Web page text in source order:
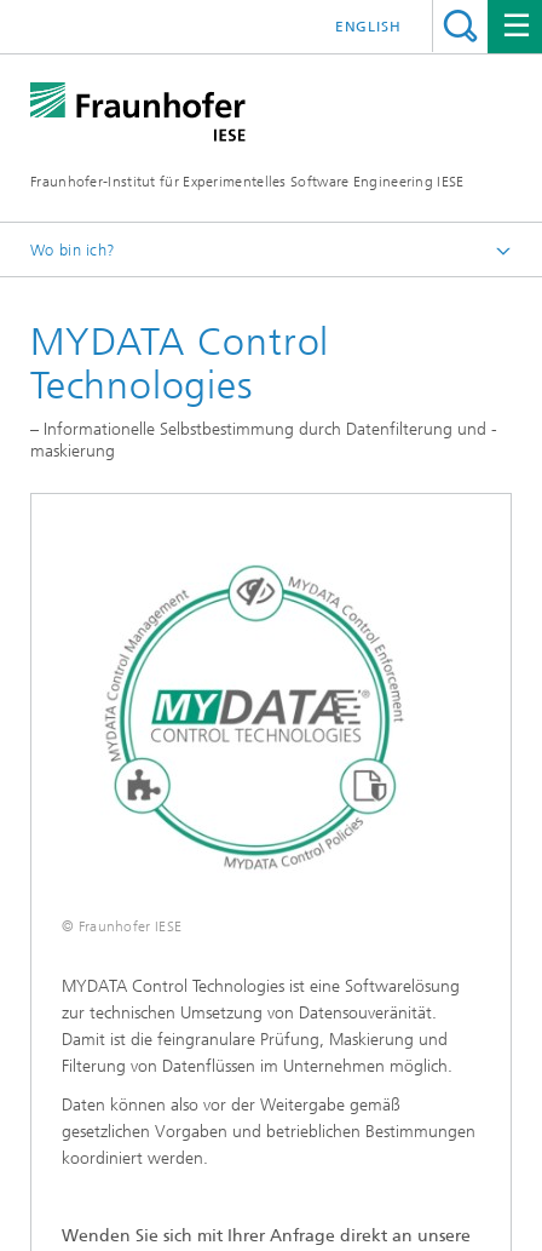
Fraunhofer-Institut für Experimentelles Software Engineering IESE
ENGLISH
Wo bin ich?
MYDATA Control
Technologies
– Informationelle Selbstbestimmung durch Datenfilterung und -
maskierung
© Fraunhofer IESE
MYDATA Control Technologies ist eine Softwarelösung
zur technischen Umsetzung von Datensouveränität.
Damit ist die feingranulare Prüfung, Maskierung und
Filterung von Datenflüssen im Unternehmen möglich.
Daten können also vor der Weitergabe gemäß
gesetzlichen Vorgaben und betrieblichen Bestimmungen
koordiniert werden.
Wenden Sie sich mit Ihrer Anfrage direkt an unsere